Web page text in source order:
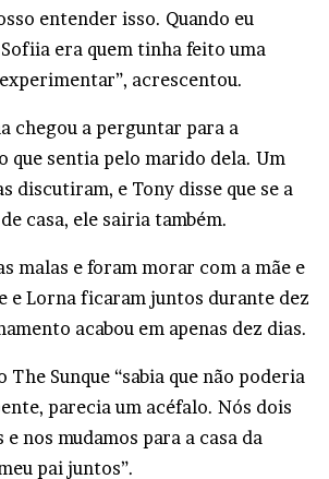
entender isso. Quando eu
era quem tinha feito uma
acrescentou.
chegou a perguntar para a
que sentia pelo marido dela. Um
discutiram, e Tony disse que se a
casa, ele sairia também.
malas e foram morar com a mãe e
e Lorna ficaram juntos durante dez
acabou em apenas dez dias.
The Sunque “sabia que não poderia
parecia um acéfalo. Nós dois
nos mudamos para a casa da
pai juntos”.